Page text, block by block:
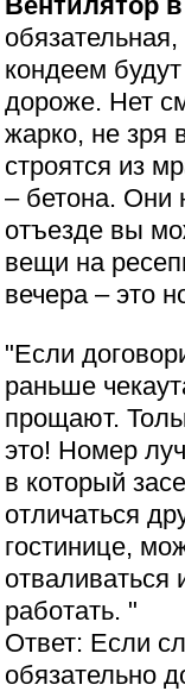
кондеем
дороже. Нет
жарко, не зря
строятся из
– бетона. Они
отъезде вы
вещи на
вечера – это
"Если
раньше
прощают.
это! Номер
в который
отличаться
гостинице,
отваливаться
работать. "
Ответ: Если
обязательно